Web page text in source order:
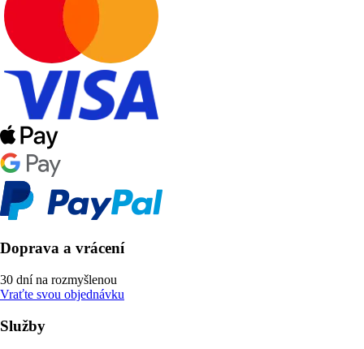
Doprava a vrácení
30 dní na rozmyšlenou
Vraťte svou objednávku
Služby